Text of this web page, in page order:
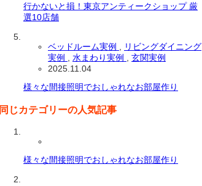
行かないと損！東京アンティークショップ 厳
選10店舗
ベッドルーム実例 , リビングダイニング
実例 , 水まわり実例 , 玄関実例
2025.11.04
様々な間接照明でおしゃれなお部屋作り
同じカテゴリーの人気記事
様々な間接照明でおしゃれなお部屋作り